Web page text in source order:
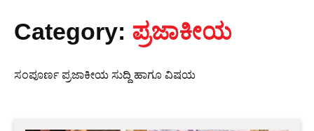
Category: ಪ್ರಜಾಕೀಯ
ಸಂಪೂರ್ಣ ಪ್ರಜಾಕೀಯ ಸುದ್ದಿ ಹಾಗೂ ವಿಷಯ